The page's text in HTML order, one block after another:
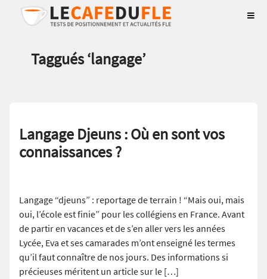
Taggués ‘langage’
Langage Djeuns : Où en sont vos
connaissances ?
Langage “djeuns” : reportage de terrain ! “Mais oui, mais
oui, l’école est finie” pour les collégiens en France. Avant
de partir en vacances et de s’en aller vers les années
Lycée, Eva et ses camarades m’ont enseigné les termes
qu’il faut connaître de nos jours. Des informations si
précieuses méritent un article sur le […]